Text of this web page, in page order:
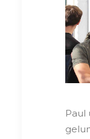
Paul